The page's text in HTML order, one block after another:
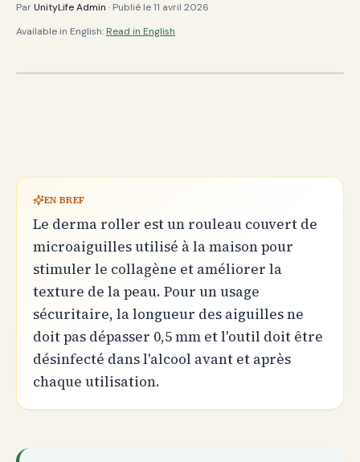
ParUnityLife Admin · Publié le11 avril 2026
Available in English: Read in English
EN BREF
Le derma roller est un rouleau couvert de
microaiguilles utilisé à la maison pour
stimuler le collagène et améliorer la
texture de la peau. Pour un usage
sécuritaire, la longueur des aiguilles ne
doit pas dépasser 0,5 mm et l'outil doit être
désinfecté dans l'alcool avant et après
chaque utilisation.